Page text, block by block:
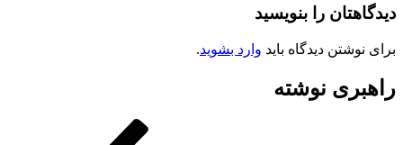
دیدگاهتان را بنویسید
برای نوشتن دیدگاه باید وارد بشوید.
راهبری نوشته